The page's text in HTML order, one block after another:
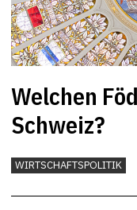
Welchen
Schweiz?
WIRTSCHAFTSPOLITIK